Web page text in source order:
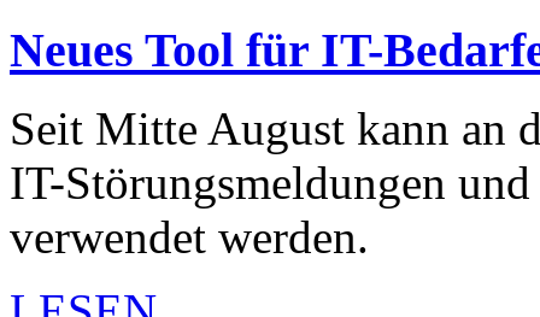
Neues Tool für IT-
Seit Mitte August kann an
IT-Störungsmeldungen
verwendet werden.